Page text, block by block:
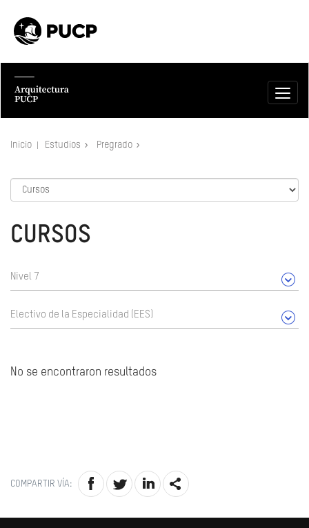
Inicio Estudios Pregrado
CURSOS
Nivel 7
Electivo de la Especialidad (EES)
No se encontraron resultados
COMPARTIR VÍA: